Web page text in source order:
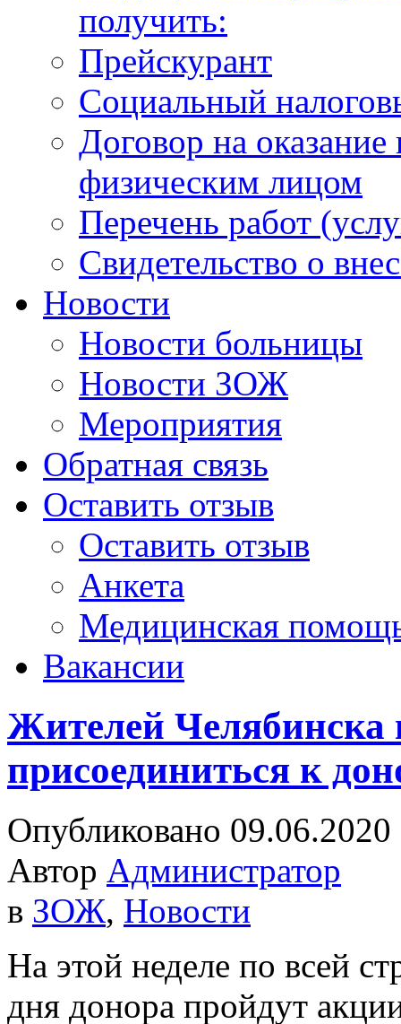
получить:
Прейскурант
Социальный
Договор на
физическим лицом
Перечень работ
Свидетельство о
Новости
Новости больницы
Новости ЗОЖ
Мероприятия
Обратная связь
Оставить отзыв
Оставить отзыв
Анкета
Медицинская
Вакансии
Жителей
присоединиться к
Опубликовано 09.06.2020
Автор Администратор
в ЗОЖ, Новости
На этой неделе по всей
дня донора пройдут